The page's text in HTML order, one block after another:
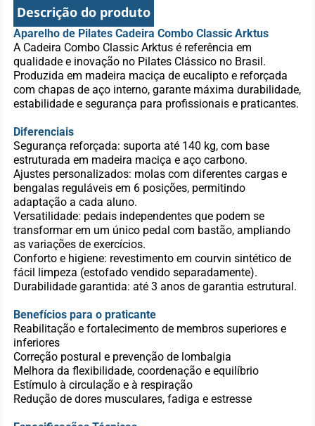
Descrição do produto
Aparelho de Pilates Cadeira Combo Classic Arktus
A Cadeira Combo Classic Arktus é referência em
qualidade e inovação no Pilates Clássico no Brasil.
Produzida em madeira maciça de eucalipto e reforçada
com chapas de aço interno, garante máxima durabilidade,
estabilidade e segurança para profissionais e praticantes.
Diferenciais
Segurança reforçada: suporta até 140 kg, com base
estruturada em madeira maciça e aço carbono.
Ajustes personalizados: molas com diferentes cargas e
bengalas reguláveis em 6 posições, permitindo
adaptação a cada aluno.
Versatilidade: pedais independentes que podem se
transformar em um único pedal com bastão, ampliando
as variações de exercícios.
Conforto e higiene: revestimento em courvin sintético de
fácil limpeza (estofado vendido separadamente).
Durabilidade garantida: até 3 anos de garantia estrutural.
Benefícios para o praticante
Reabilitação e fortalecimento de membros superiores e
inferiores
Correção postural e prevenção de lombalgia
Melhora da flexibilidade, coordenação e equilíbrio
Estímulo à circulação e à respiração
Redução de dores musculares, fadiga e estresse